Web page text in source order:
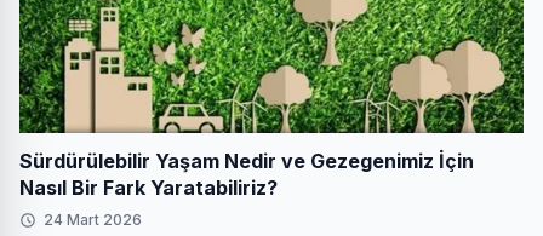
Sürdürülebilir Yaşam Nedir ve Gezegenimiz İçin
Nasıl Bir Fark Yaratabiliriz?
24 Mart 2026